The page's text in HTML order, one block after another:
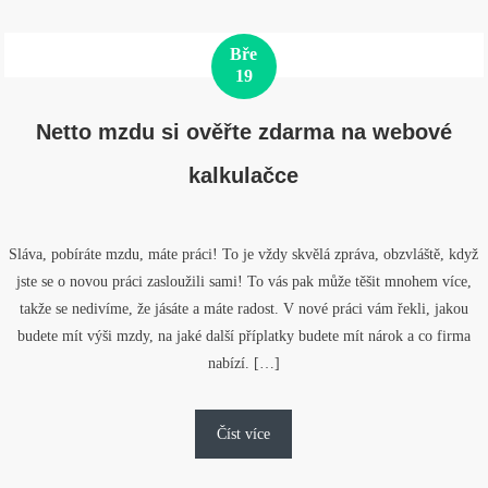
Bře
19
Netto mzdu si ověřte zdarma na webové
kalkulačce
Sláva, pobíráte mzdu, máte práci! To je vždy skvělá zpráva, obzvláště, když
jste se o novou práci zasloužili sami! To vás pak může těšit mnohem více,
takže se nedivíme, že jásáte a máte radost. V nové práci vám řekli, jakou
budete mít výši mzdy, na jaké další příplatky budete mít nárok a co firma
nabízí. […]
Číst více